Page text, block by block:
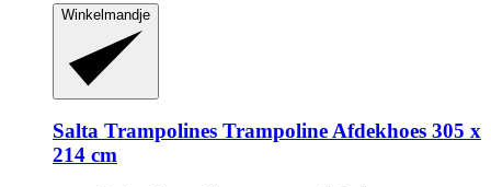
Winkelmandje
Salta Trampolines Trampoline Afdekhoes 305 x
214 cm